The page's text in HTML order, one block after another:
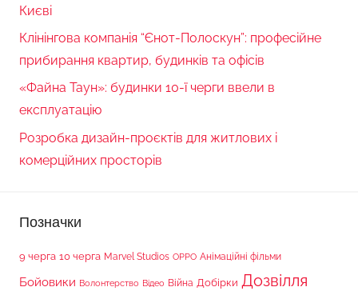
Києві
Клінінгова компанія “Єнот-Полоскун”: професійне
прибирання квартир, будинків та офісів
«Файна Таун»: будинки 10-ї черги ввели в
експлуатацію
Розробка дизайн-проєктів для житлових і
комерційних просторів
Позначки
9 черга 10 черга Marvel Studios OPPO Анімаційні фільми
Бойовики Волонтерство Відео Війна Добірки Дозвілля